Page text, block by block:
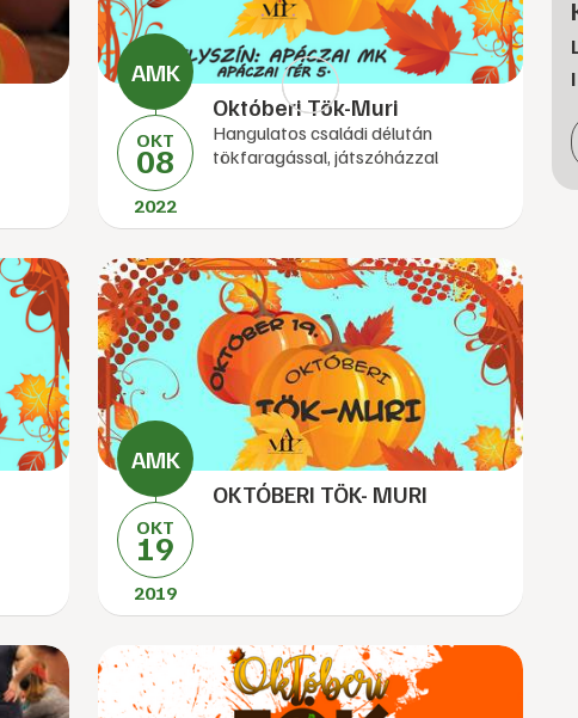
OKT
08
2022
Októberi Tök-Muri
Hangulatos családi délután
tökfaragással, játszóházzal
OKT
19
2019
OKTÓBERI TÖK- MURI